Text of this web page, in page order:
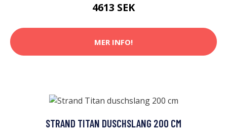
4613 SEK
MER INFO!
STRAND TITAN DUSCHSLANG 200 CM